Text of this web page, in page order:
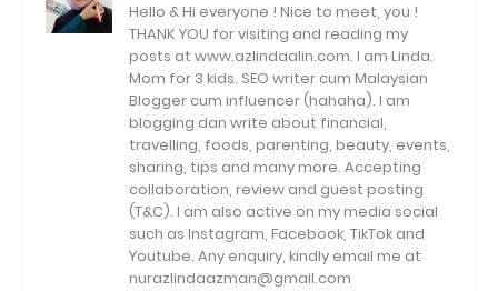
Hello & Hi everyone ! Nice to meet, you !
THANK YOU for visiting and reading my
posts at www.azlindaalin.com. I am Linda.
Mom for 3 kids. SEO writer cum Malaysian
Blogger cum influencer (hahaha). I am
blogging dan write about financial,
travelling, foods, parenting, beauty, events,
sharing, tips and many more. Accepting
collaboration, review and guest posting
(T&C). I am also active on my media social
such as Instagram, Facebook, TikTok and
Youtube. Any enquiry, kindly email me at
nurazlindaazman@gmail.com